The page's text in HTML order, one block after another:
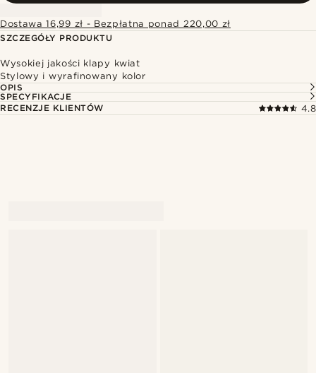
Dostawa 16,99 zł - Bezpłatna ponad 220,00 zł
SZCZEGÓŁY PRODUKTU
Wysokiej jakości klapy kwiat
Stylowy i wyrafinowany kolor
OPIS
SPECYFIKACJE
RECENZJE KLIENTÓW
4.8